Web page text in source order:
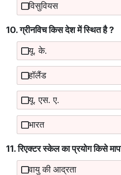
विसुवियस
10. ग्रीनविच किस देश में स्थित है ?
यू. के.
हॉलैंड
यू. एस. ए.
भारत
11. रिएक्टर स्केल का प्रयोग किसे
वायु की आद्रता